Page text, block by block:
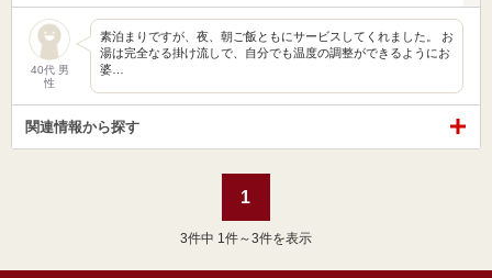
40代 男
性
素泊まりですが、夜、朝ご飯ともにサービスしてくれました。 お
湯は完全なる掛け流しで、自分でも温度の調整ができるようにお
婆…
関連情報から探す
1
3件中 1件～3件を表示